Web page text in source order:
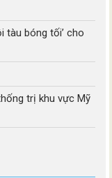
tàu bóng tối’ cho
trị khu vực Mỹ